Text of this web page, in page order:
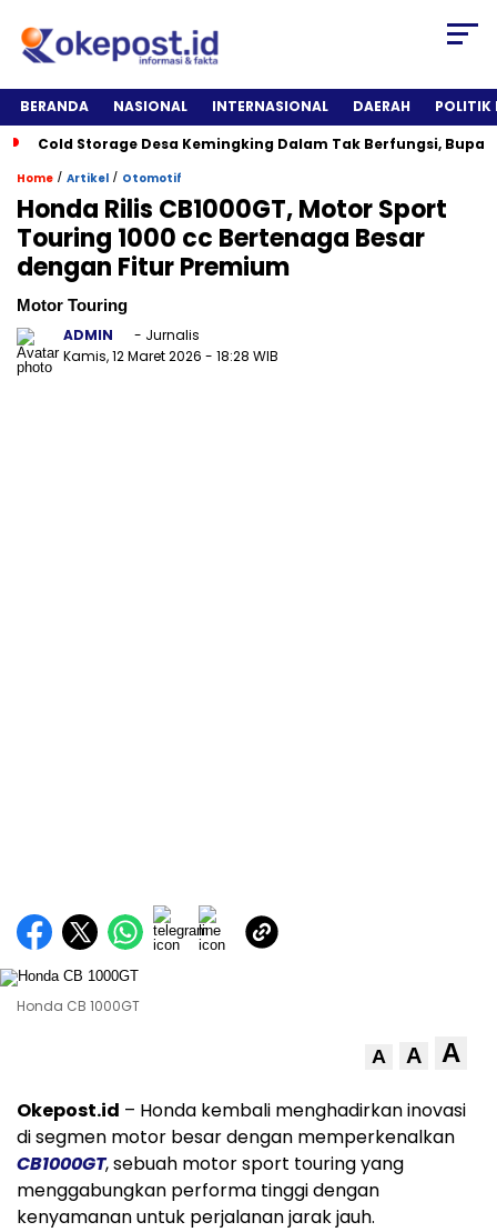
BERANDA NASIONAL INTERNASIONAL DAERAH
POLITIK
Cold Storage Desa Kemingking Dalam Tak Berfungsi,
Home / Artikel / Otomotif
Honda Rilis CB1000GT, Motor Sport
Touring 1000 cc Bertenaga Besar
dengan Fitur Premium
Motor Touring
ADMIN
- Jurnalis
Kamis, 12 Maret 2026 - 18:28 WIB
Honda CB 1000GT
A A A
Okepost.id – Honda kembali menghadirkan inovasi
di segmen motor besar dengan memperkenalkan
CB1000GT, sebuah motor sport touring yang
menggabungkan performa tinggi dengan
kenyamanan untuk perjalanan jarak jauh.